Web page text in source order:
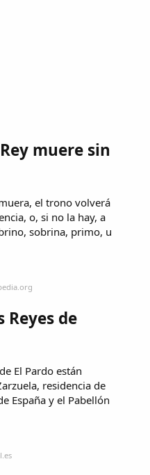
muere sin
el trono volverá
o, si no la hay, a
sobrina, primo, u
Reyes de
El Pardo están
residencia de
España y el Pabellón